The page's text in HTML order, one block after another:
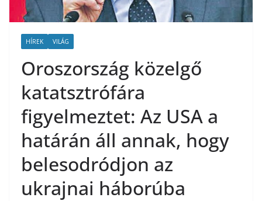
HÍREK VILÁG
Oroszország közelgő
katatsztrófára
figyelmeztet: Az USA a
határán áll annak, hogy
belesodródjon az
ukrajnai háborúba